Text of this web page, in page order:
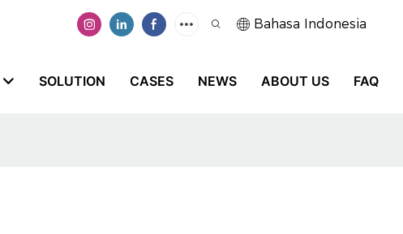
Bahasa Indonesia
SOLUTION CASES NEWS ABOUT US FAQ